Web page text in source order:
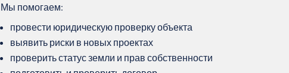
Мы помогаем:
провести юридическую проверку объекта
выявить риски в новых проектах
проверить статус земли и прав собственности